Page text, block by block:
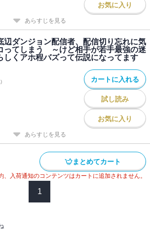
お気に入り
あらすじを見る
辺ダンジョン配信者、配信切り忘れに気
ってしまう ～けど相手が若手最強の迷
しくアホ程バズって伝説になってます
カートに入れる
試し読み
お気に入り
あらすじを見る
まとめてカート
入荷通知のコンテンツはカートに追加されません。
1